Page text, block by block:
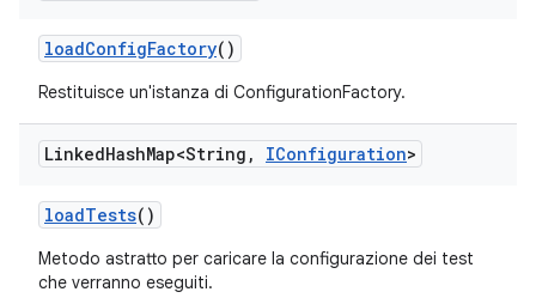
loadConfigFactory()
Restituisce un'istanza di ConfigurationFactory.
LinkedHashMap<String , IConfiguration>
loadTests()
Metodo astratto per caricare la configurazione dei test
che verranno eseguiti.